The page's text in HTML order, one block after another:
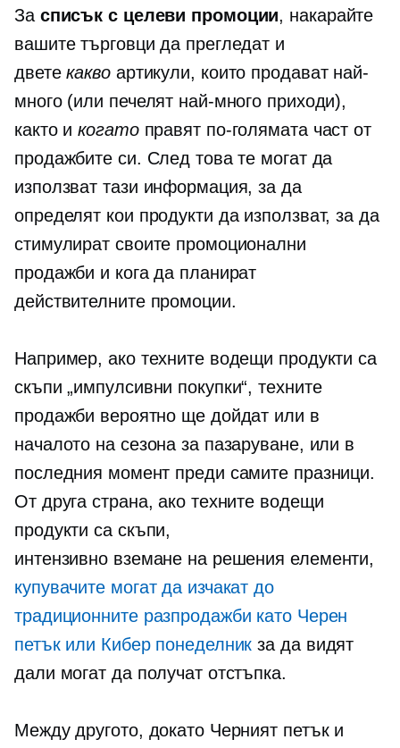
За списък с целеви промоции, накарайте
вашите търговци да прегледат и
дветекаквоартикули, които продават най-
много (или печелят най-много приходи),
както икогатоправят по-голямата част от
продажбите си. След това те могат да
използват тази информация, за да
определят кои продукти да използват, за да
стимулират своите промоционални
продажби и кога да планират
действителните промоции.
Например, ако техните водещи продукти са
скъпи „импулсивни покупки“, техните
продажби вероятно ще дойдат или в
началото на сезона за пазаруване, или в
последния момент преди самите празници.
От друга страна, ако техните водещи
продукти са скъпи,
интензивно вземане на решения елементи,
купувачите могат да изчакат до
традиционните разпродажби като Черен
петък или Кибер понеделник за да видят
дали могат да получат отстъпка.
Между другото, докато Черният петък и